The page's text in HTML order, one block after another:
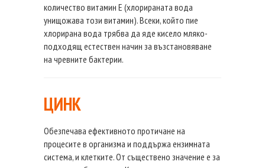
количество витамин Е (хлорираната вода
унищожава този витамин). Всеки, който пие
хлорирана вода трябва да яде кисело мляко-
подходящ естествен начин за възстановяване
на чревните бактерии.
ЦИНК
Обезпечава ефективното протичане на
процесите в организма и поддържа ензимната
система, и клетките. От съществено значение е за